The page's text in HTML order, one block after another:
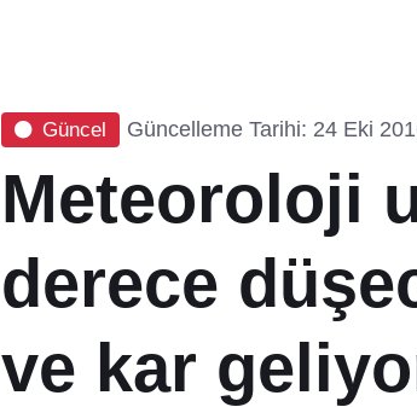
Güncel Güncelleme Tarihi: 24 Eki
Meteoroloji
derece
ve kar